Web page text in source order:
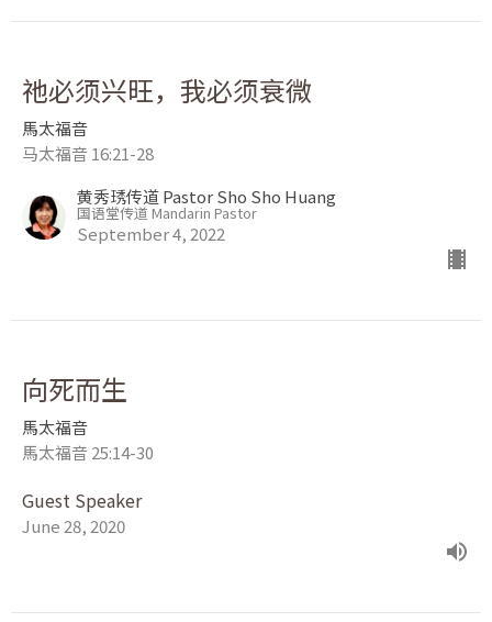
祂必须兴旺，我必须衰微
馬太福音
马太福音 16:21-28
黄秀琇传道 Pastor Sho Sho Huang
国语堂传道 Mandarin Pastor
September 4, 2022
向死而生
馬太福音
馬太福音 25:14-30
Guest Speaker
June 28, 2020